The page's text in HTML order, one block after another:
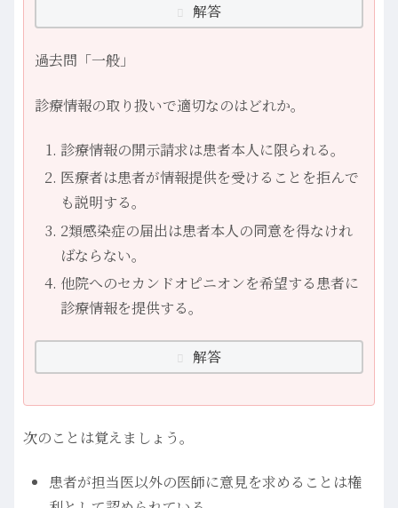
解答
過去問「一般」
診療情報の取り扱いで適切なのはどれか。
診療情報の開示請求は患者本人に限られる。
医療者は患者が情報提供を受けることを拒んで
も説明する。
2類感染症の届出は患者本人の同意を得なけれ
ばならない。
他院へのセカンドオピニオンを希望する患者に
診療情報を提供する。
解答
次のことは覚えましょう。
患者が担当医以外の医師に意見を求めることは権